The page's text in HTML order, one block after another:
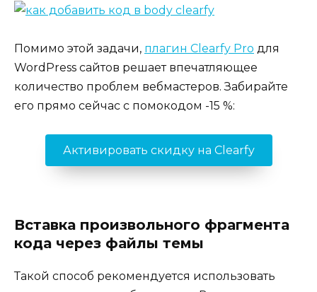
Помимо этой задачи, плагин Clearfy Pro для
WordPress сайтов решает впечатляющее
количество проблем вебмастеров. Забирайте
его прямо сейчас с помокодом -15 %:
Активировать скидку на Clearfy
Вставка произвольного фрагмента
кода через файлы темы
Такой способ рекомендуется использовать